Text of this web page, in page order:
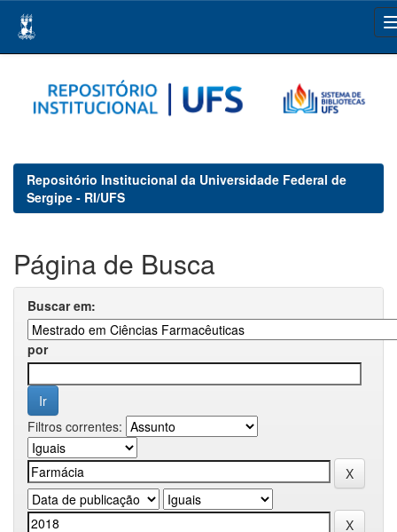
navigation
Repositório Institucional da Universidade Federal de
Sergipe - RI/UFS
Página de Busca
Buscar em:
por
Filtros correntes: